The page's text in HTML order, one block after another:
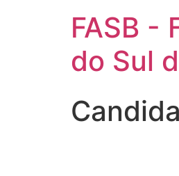
FASB -
do Sul